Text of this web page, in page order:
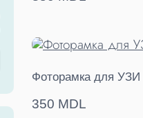
Фоторамка для УЗИ
350 MDL